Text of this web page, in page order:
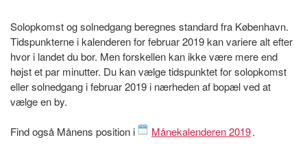
Solopkomst og solnedgang beregnes standard fra København.
Tidspunkterne i kalenderen for februar 2019 kan variere alt efter
hvor i landet du bor. Men forskellen kan ikke være mere end
højst et par minutter. Du kan vælge tidspunktet for solopkomst
eller solnedgang i februar 2019 i nærheden af bopæl ved at
vælge en by.
Find også Månens position i Månekalenderen 2019.